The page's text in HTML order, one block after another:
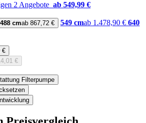
2 Angebote ab 549,99 €
488 cmab 867,72 € 549 cmab 1.478,90 € 640
€
€
Filterpumpe